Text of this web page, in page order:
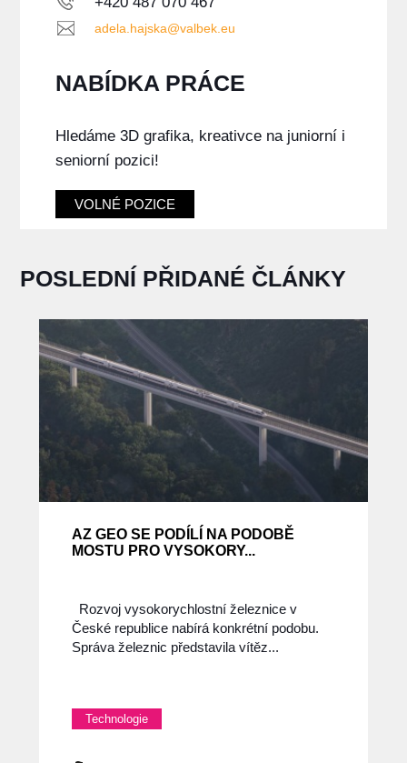
adela.hajska@valbek.eu
NABÍDKA PRÁCE
Hledáme 3D grafika, kreativce na juniorní i
seniorní pozici!
VOLNÉ POZICE
POSLEDNÍ PŘIDANÉ ČLÁNKY
AZ GEO SE PODÍLÍ NA PODOBĚ
MOSTU PRO VYSOKORY...
Rozvoj vysokorychlostní železnice v
České republice nabírá konkrétní podobu.
Správa železnic představila vítěz...
Technologie